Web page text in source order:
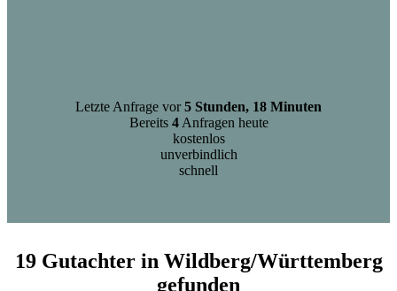
Letzte Anfrage vor5 Stunden, 18 Minuten
Bereits 4Anfragen heute
kostenlos
unverbindlich
schnell
19 Gutachter in Wildberg/Württemberg
gefunden